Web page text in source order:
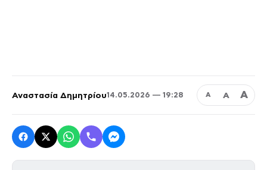
Αναστασία Δημητρίου14.05.2026 — 19:28 Α Α Α